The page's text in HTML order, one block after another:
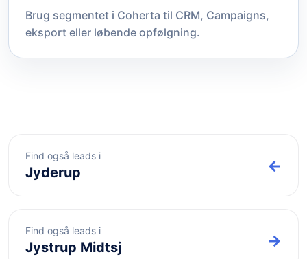
Brug segmentet i Coherta til CRM, Campaigns,
eksport eller løbende opfølgning.
Find også leads i
Jyderup ←
Find også leads i
Jystrup Midtsj →